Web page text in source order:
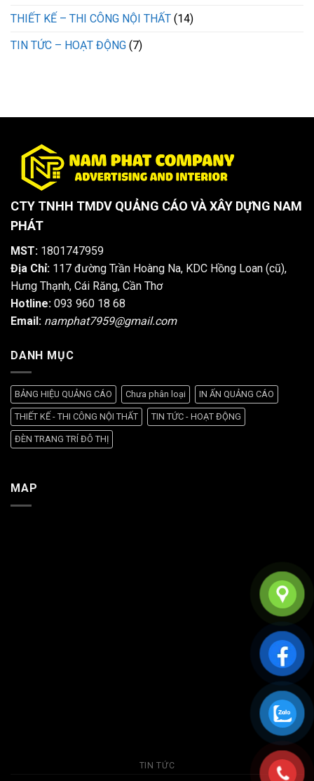
THIẾT KẾ – THI CÔNG NỘI THẤT (14)
TIN TỨC – HOẠT ĐỘNG (7)
CTY TNHH TMDV QUẢNG CÁO VÀ XÂY DỰNG NAM
PHÁT
MST: 1801747959
Địa Chỉ: 117 đường Trần Hoàng Na, KDC Hồng Loan (cũ),
Hưng Thạnh, Cái Răng, Cần Thơ
Hotline: 093 960 18 68
Email: namphat7959@gmail.com
DANH MỤC
BẢNG HIỆU QUẢNG CÁO Chưa phân loại IN ẤN QUẢNG CÁO
THIẾT KẾ - THI CÔNG NỘI THẤT TIN TỨC - HOẠT ĐỘNG
ĐÈN TRANG TRÍ ĐÔ THỊ
MAP
TIN TỨC